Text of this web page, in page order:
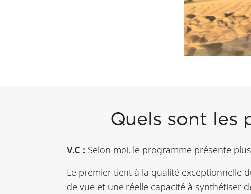
Quels sont les
V.C : Selon moi, le programme présente
Le premier tient à la qualité exceptionnelle
de vue et une réelle capacité à synthétiser